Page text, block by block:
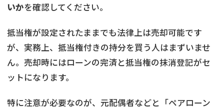
いかを確認してください。
抵当権が設定されたままでも法律上は売却可能です
が、実務上、抵当権付きの持分を買う人はまずいませ
ん。売却時にはローンの完済と抵当権の抹消登記がセ
ットになります。
特に注意が必要なのが、元配偶者などと「ペアローン